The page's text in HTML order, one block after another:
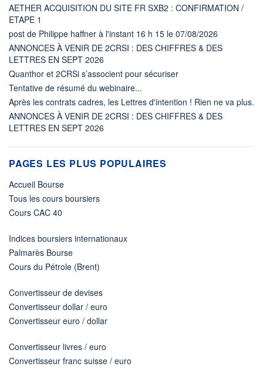
AETHER ACQUISITION DU SITE FR SXB2 : CONFIRMATION /
ETAPE 1
post de Philippe haffner à l'instant 16 h 15 le 07/08/2026
ANNONCES À VENIR DE 2CRSI : DES CHIFFRES & DES
LETTRES EN SEPT 2026
Quanthor et 2CRSi s’associent pour sécuriser
Tentative de résumé du webinaire...
Après les contrats cadres, les Lettres d'intention ! Rien ne va plus.
ANNONCES À VENIR DE 2CRSI : DES CHIFFRES & DES
LETTRES EN SEPT 2026
PAGES LES PLUS POPULAIRES
Accueil Bourse
Tous les cours boursiers
Cours CAC 40
Indices boursiers internationaux
Palmarès Bourse
Cours du Pétrole (Brent)
Convertisseur de devises
Convertisseur dollar / euro
Convertisseur euro / dollar
Convertisseur livres / euro
Convertisseur franc suisse / euro